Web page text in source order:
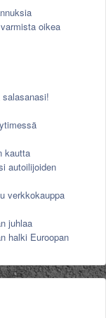
oikea
kautta
autoilijoiden
verkkokauppa
juhlaa
halki Euroopan